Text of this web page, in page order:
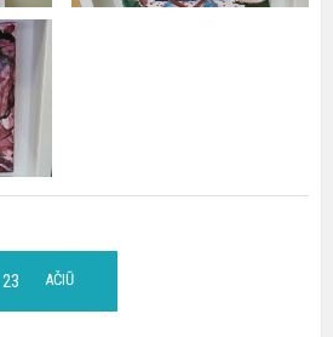
AČIŪ
23